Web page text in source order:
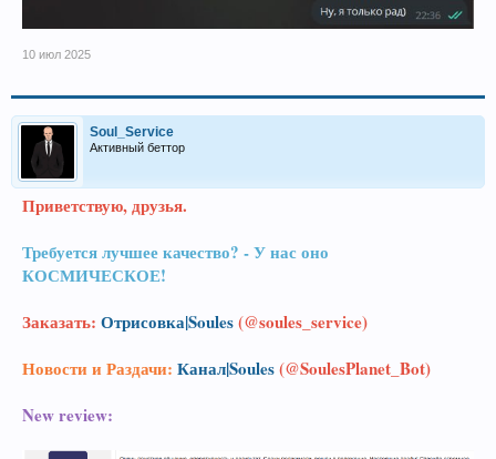
10 июл 2025
Soul_Service
Активный беттор
Приветствую, друзья.
Требуется лучшее качество? - У нас оно
КОСМИЧЕСКОЕ!
Заказать: Отрисовка|Soules(@soules_service)
Новости и Раздачи: Канал|Soules(@SoulesPlanet_Bot)
New review: